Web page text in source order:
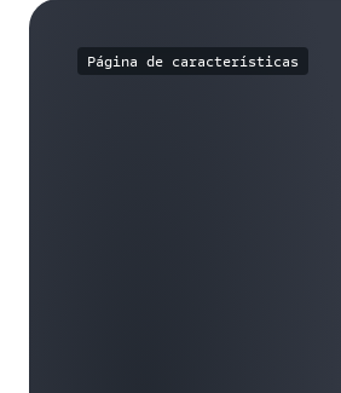
Página de características